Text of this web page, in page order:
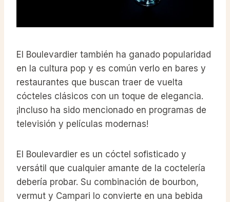
El Boulevardier también ha ganado popularidad
en la cultura pop y es común verlo en bares y
restaurantes que buscan traer de vuelta
cócteles clásicos con un toque de elegancia.
¡Incluso ha sido mencionado en programas de
televisión y películas modernas!
El Boulevardier es un cóctel sofisticado y
versátil que cualquier amante de la coctelería
debería probar. Su combinación de bourbon,
vermut y Campari lo convierte en una bebida